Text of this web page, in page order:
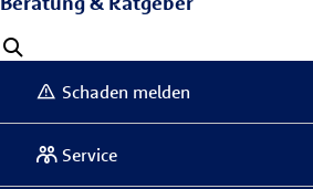
Schaden melden
Service